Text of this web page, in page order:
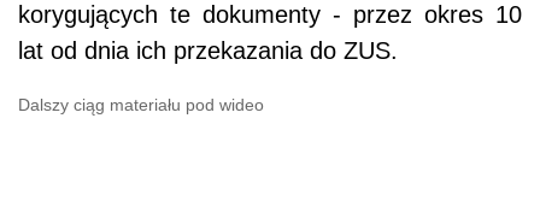
korygujących te dokumenty - przez okres 10
lat od dnia ich przekazania do ZUS.
Dalszy ciąg materiału pod wideo